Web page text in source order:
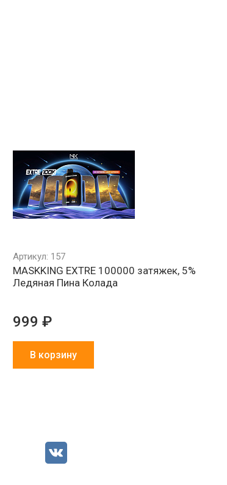
Артикул: 157
MASKKING EXTRE 100000 затяжек, 5%
Ледяная Пина Колада
999 ₽
В корзину